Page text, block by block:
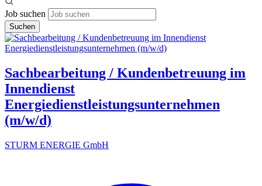
Job suchen
Suchen
Sachbearbeitung / Kundenbetreuung im
Innendienst
Energiedienstleistungsunternehmen
(m/w/d)
STURM ENERGIE GmbH